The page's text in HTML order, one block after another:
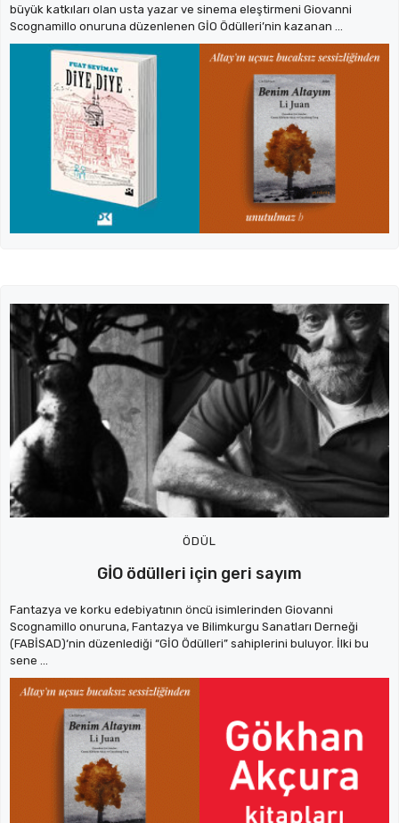
büyük katkıları olan usta yazar ve sinema eleştirmeni Giovanni
Scognamillo onuruna düzenlenen GİO Ödülleri’nin kazanan ...
ÖDÜL
GİO ödülleri için geri sayım
Fantazya ve korku edebiyatının öncü isimlerinden Giovanni
Scognamillo onuruna, Fantazya ve Bilimkurgu Sanatları Derneği
(FABİSAD)‘nin düzenlediği “GİO Ödülleri” sahiplerini buluyor. İlki bu
sene ...